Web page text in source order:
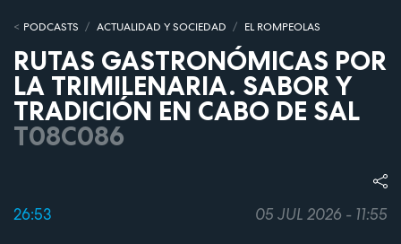
PODCASTS ACTUALIDAD Y SOCIEDAD EL ROMPEOLAS
RUTAS GASTRONÓMICAS POR
LA TRIMILENARIA. SABOR Y
TRADICIÓN EN CABO DE SAL
T08C086
26:53 05 JUL 2026 - 11:55